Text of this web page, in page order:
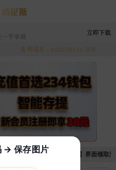
手掌握
立即下载
备用域名： vv20261.cc 复制
，现在可以前往【福利中心】界面领取
→ 保存图片